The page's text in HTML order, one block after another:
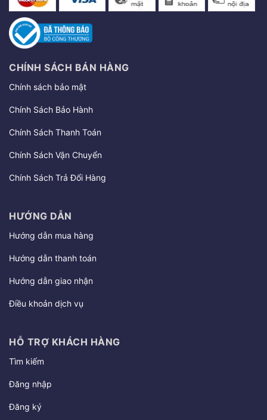
CHÍNH SÁCH BÁN HÀNG
Chính sách bảo mật
Chính Sách Bảo Hành
Chính Sách Thanh Toán
Chính Sách Vận Chuyển
Chính Sách Trả Đổi Hàng
HƯỚNG DẪN
Hướng dẫn mua hàng
Hướng dẫn thanh toán
Hướng dẫn giao nhận
Điều khoản dịch vụ
HỖ TRỢ KHÁCH HÀNG
Tìm kiếm
Đăng nhập
Đăng ký